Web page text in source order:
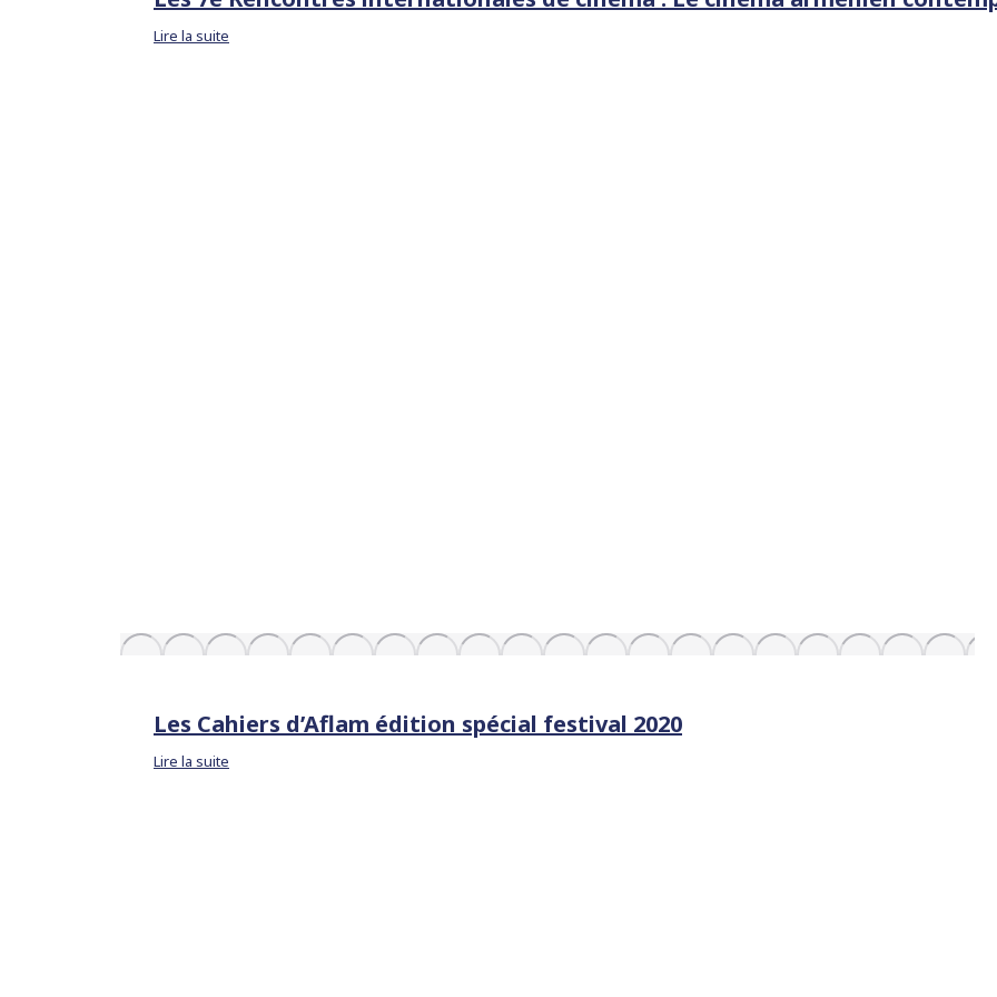
Lire la suite
Les Cahiers d’Aflam édition spécial festival 2020
Lire la suite